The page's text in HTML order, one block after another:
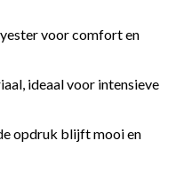
voor comfort en
ideaal voor intensieve
opdruk blijft mooi en